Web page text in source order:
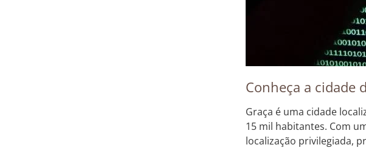
Conheça a cidade
Graça é uma cidade
15 mil habitantes. Com
localização privilegiada,